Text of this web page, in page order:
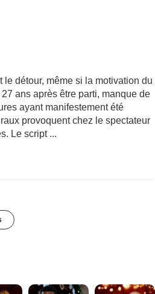
détour, même si la motivation du
ans après être parti, manque de
ayant manifestement été
provoquent chez le spectateur
Le script ...